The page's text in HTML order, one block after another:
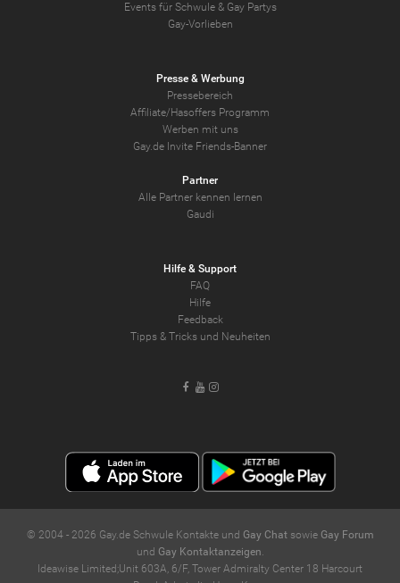
Events für Schwule & Gay Partys
Gay-Vorlieben
Presse & Werbung
Pressebereich
Affiliate/Hasoffers Programm
Werben mit uns
Gay.de Invite Friends-Banner
Partner
Alle Partner kennen lernen
Gaudi
Hilfe & Support
FAQ
Hilfe
Feedback
Tipps & Tricks und Neuheiten
Facebook
YoutubeInstagram
© 2004 - 2026 Gay.de Schwule Kontakte und Gay Chatsowie Gay Forum
und Gay Kontaktanzeigen.
Ideawise Limited;Unit 603A, 6/F, Tower Admiralty Center 18 Harcourt